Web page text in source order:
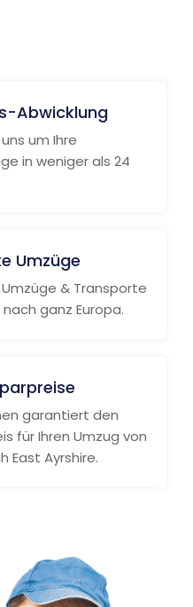
Abwicklung
um Ihre
in weniger als 24
Umzüge
& Transporte
ganz Europa.
garantiert den
für Ihren Umzug von
East Ayrshire.